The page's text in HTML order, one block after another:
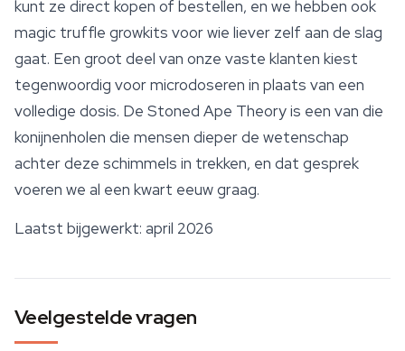
kunt ze direct kopen of bestellen, en we hebben ook
magic truffle growkits voor wie liever zelf aan de slag
gaat. Een groot deel van onze vaste klanten kiest
tegenwoordig voor microdoseren in plaats van een
volledige dosis. De Stoned Ape Theory is een van die
konijnenholen die mensen dieper de wetenschap
achter deze schimmels in trekken, en dat gesprek
voeren we al een kwart eeuw graag.
Laatst bijgewerkt: april 2026
Veelgestelde vragen